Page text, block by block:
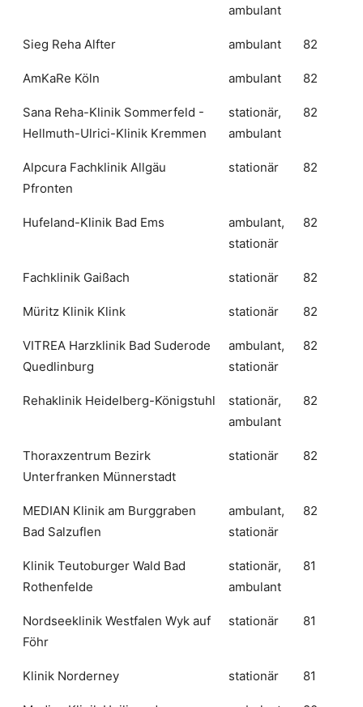
ambulant
Sieg Reha Alfter ambulant 82
AmKaRe Köln ambulant 82
Sana Reha-Klinik Sommerfeld -
Hellmuth-Ulrici-Klinik Kremmen
stationär,
ambulant
82
Alpcura Fachklinik Allgäu
Pfronten
stationär 82
Hufeland-Klinik Bad Ems
ambulant,
stationär
82
Fachklinik Gaißach stationär 82
Müritz Klinik Klink stationär 82
VITREA Harzklinik Bad Suderode
Quedlinburg
ambulant,
stationär
82
Rehaklinik Heidelberg-Königstuhl
stationär,
ambulant
82
Thoraxzentrum Bezirk
Unterfranken Münnerstadt
stationär 82
MEDIAN Klinik am Burggraben
Bad Salzuflen
ambulant,
stationär
82
Klinik Teutoburger Wald Bad
Rothenfelde
stationär,
ambulant
81
Nordseeklinik Westfalen Wyk auf
Föhr
stationär 81
Klinik Norderney stationär 81